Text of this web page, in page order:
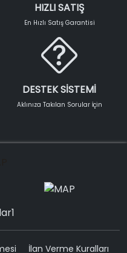
HIZLI SATIŞ
En Hızlı Satış Garantisi
DESTEK SİSTEMİ
Aklınıza Takılan Sorular İçin
İlan Verme Kuralları